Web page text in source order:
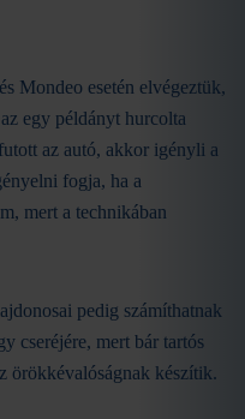
Mondeo esetén elvégeztük,
egy példányt hurcolta
az autó, akkor igényli a
fogja, ha a
mert a technikában
pedig számíthatnak
cseréjére, mert bár tartós
örökkévalóságnak készítik.